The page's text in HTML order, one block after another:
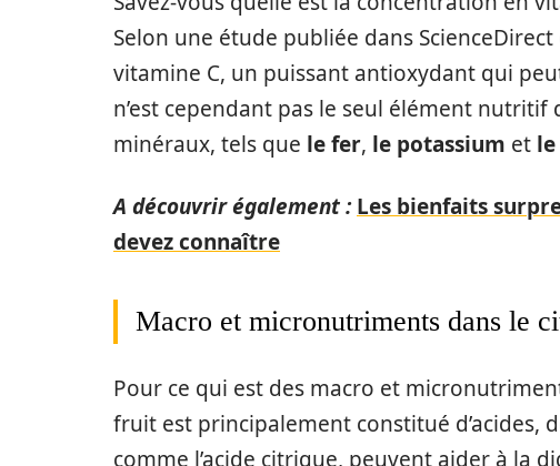
Selon une étude publiée dans
vitamine C, un puissant antioxydant qui
n’est cependant pas le seul élément
minéraux, tels que le fer, le potassium et
A découvrir également : Les bienfaits
devez connaître
Macro et micronutriments dans le
Pour ce qui est des macro et
fruit est principalement constitué d’acides,
comme l’acide citrique, peuvent aider à la